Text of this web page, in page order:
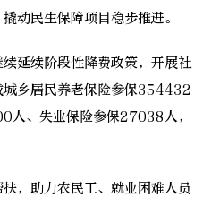
动民生保障项目稳步推进。
续阶段性降费政策，开展社
城乡居民养老保险参保354432
人、失业保险参保27038人，
，助力农民工、就业困难人员